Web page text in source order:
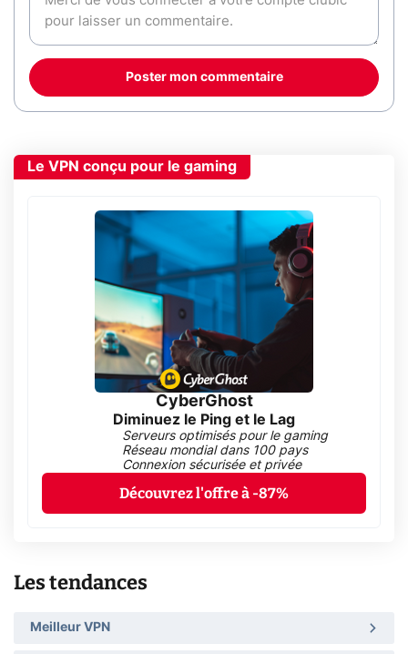
Poster mon commentaire
Le VPN conçu pour le gaming
CyberGhost
Diminuez le Ping et le Lag
Serveurs optimisés pour le gaming
Réseau mondial dans 100 pays
Connexion sécurisée et privée
Découvrez l'offre à -87%
Les tendances
Meilleur VPN